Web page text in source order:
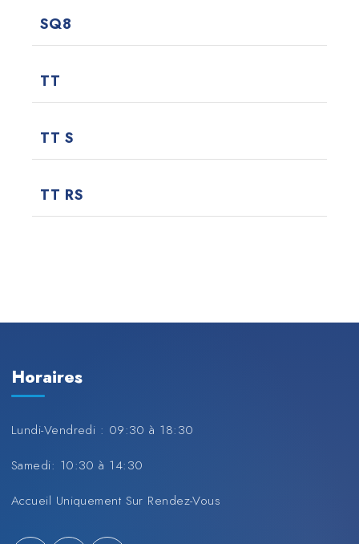
SQ8
TT
TT S
TT RS
Horaires
Lundi-Vendredi : 09:30 à 18:30
Samedi: 10:30 à 14:30
Accueil Uniquement Sur Rendez-Vous